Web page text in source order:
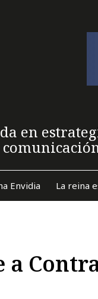
en
Envidia La reina